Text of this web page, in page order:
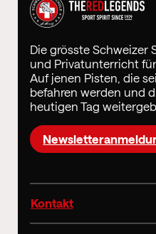
Die grösste Schweizer
und Privatunterricht
Auf jenen Pisten, die
befahren werden und
heutigen Tag
Kontakt